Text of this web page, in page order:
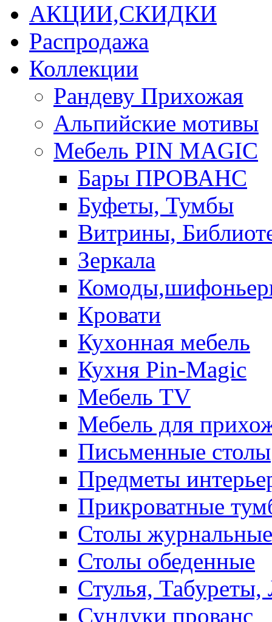
АКЦИИ,СКИДКИ
Распродажа
Коллекции
Рандеву Прихожая
Альпийские мотивы
Мебель PIN MAGIС
Бары ПРОВАНС
Буфеты, Тумбы
Витрины,
Зеркала
Кровати
Кухонная мебель
Кухня Pin-Magic
Мебель TV
Мебель для
Письменные столы
Предметы
Прикроватные
Столы журнальные
Столы обеденные
Стулья, Табуреты,
Сундуки прованс